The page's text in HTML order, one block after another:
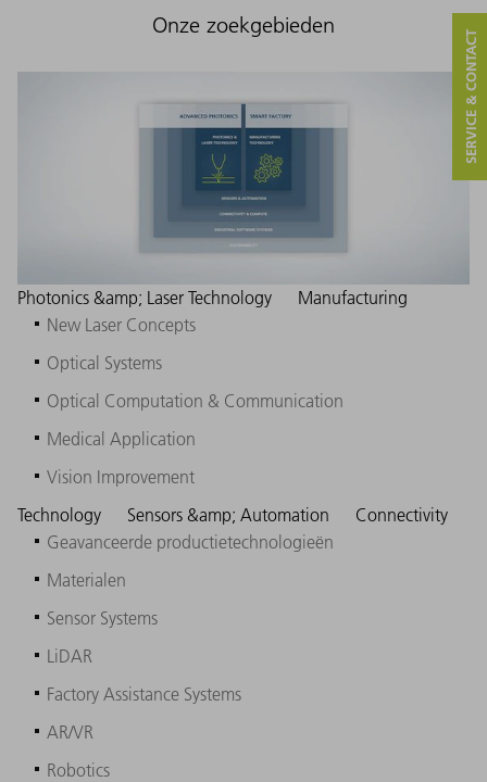
Onze zoekgebieden
Photonics &amp; Laser Technology
New Laser Concepts
Optical Systems
Optical Computation & Communication
Medical Application
Vision Improvement
Manufacturing
Technology
Geavanceerde productietechnologieën
Materialen
Sensors &amp; Automation
Sensor Systems
LiDAR
Factory Assistance Systems
AR/VR
Robotics
Connectivity
SERVICE & CONTACT